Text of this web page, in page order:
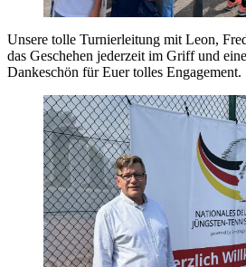
Unsere tolle Turnierleitung mit Leon,
das Geschehen jederzeit im Griff und
Dankeschön für Euer tolles Engagement.